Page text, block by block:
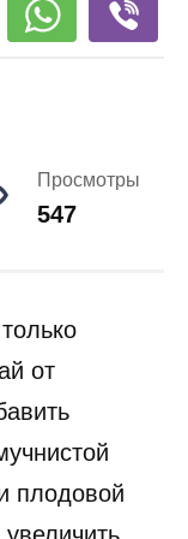
Просмотры
547
от
плодовой